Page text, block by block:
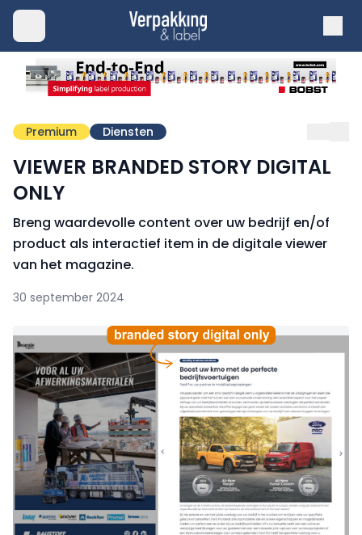
Premium Diensten
VIEWER BRANDED STORY DIGITAL
ONLY
Breng waardevolle content over uw bedrijf en/of
product als interactief item in de digitale viewer
van het magazine.
30 september 2024